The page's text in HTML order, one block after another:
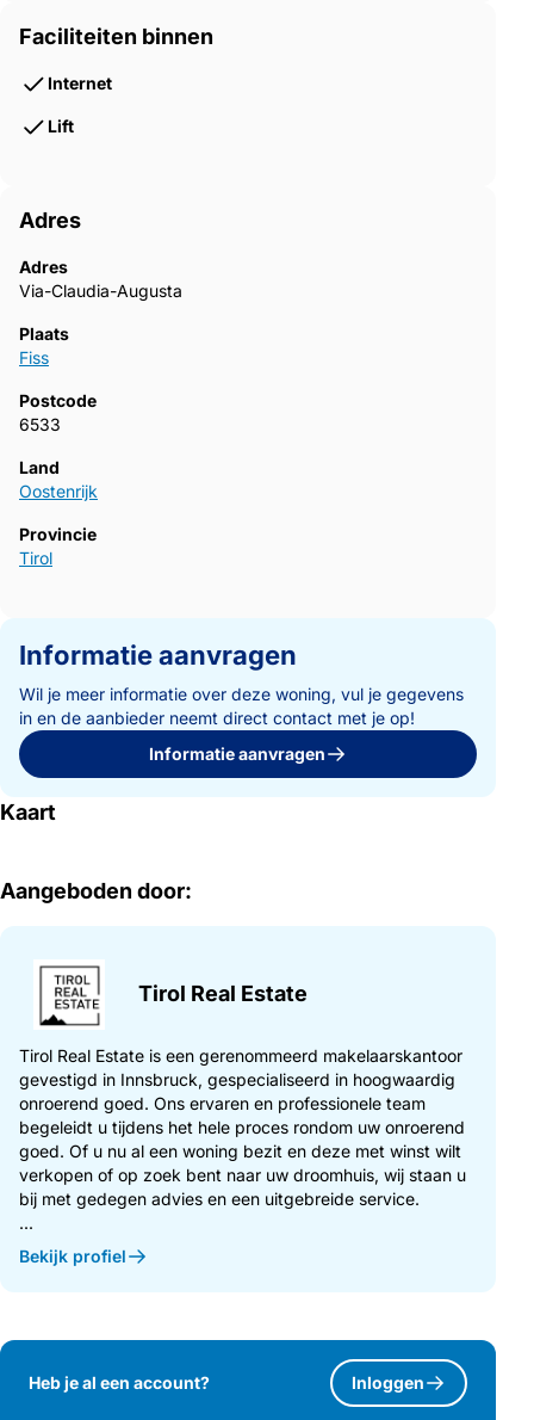
Faciliteiten binnen
Internet
Lift
Adres
Adres
Via-Claudia-Augusta
Plaats
Fiss
Postcode
6533
Land
Oostenrijk
Provincie
Tirol
Informatie aanvragen
Wil je meer informatie over deze woning, vul je gegevens
in en de aanbieder neemt direct contact met je op!
Informatie aanvragen
Kaart
Aangeboden door:
Tirol Real Estate
Tirol Real Estate is een gerenommeerd makelaarskantoor
gevestigd in Innsbruck, gespecialiseerd in hoogwaardig
onroerend goed. Ons ervaren en professionele team
begeleidt u tijdens het hele proces rondom uw onroerend
goed. Of u nu al een woning bezit en deze met winst wilt
verkopen of op zoek bent naar uw droomhuis, wij staan u
bij met gedegen advies en een uitgebreide service.
...
Bekijk profiel
Heb je al een account? Inloggen